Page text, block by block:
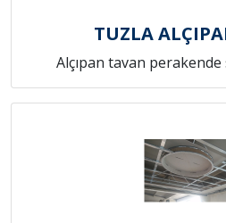
TUZLA
Alçıpan tavan perakende